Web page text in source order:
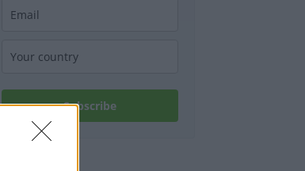
Subscribe